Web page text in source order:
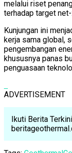
melalui riset
terhadap target
Kunjungan ini
kerja sama global,
pengembangan
khususnya panas
penguasaan
ADVERTISEMENT
Ikuti Berita